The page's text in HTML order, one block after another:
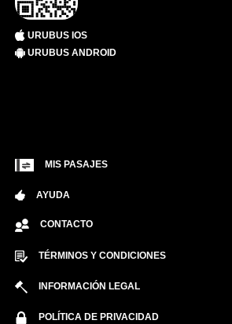
URUBUS IOS
URUBUS ANDROID
MIS PASAJES
AYUDA
CONTACTO
TÉRMINOS Y CONDICIONES
INFORMACIÓN LEGAL
POLÍTICA DE PRIVACIDAD